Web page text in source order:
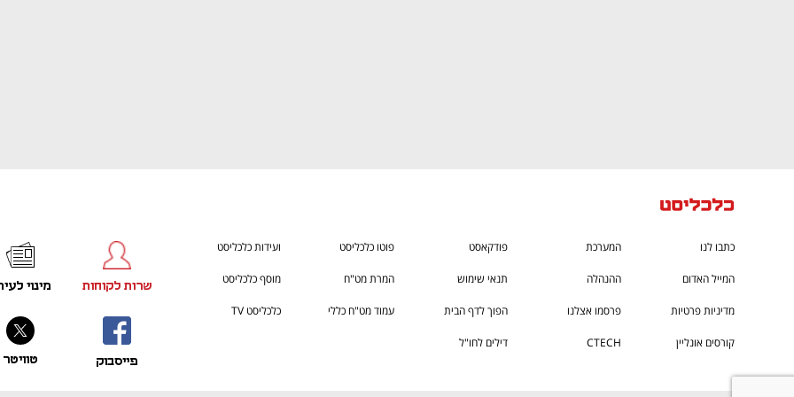
כתבו לנו המערכת פודקאסט פוטו כלכליסט ועידות כלכליסט
המייל האדום ההנהלה תנאי שימוש המרת מט"ח מוסף כלכליסט
מדיניות פרטיות פרסמו אצלנו הפוך לדף הבית עמוד מט"ח כללי כלכליסט TV
קורסים אונליין CTECH
דילים לחו"ל
פייסבוק
שרות לקוחות
טוויטר
מינוי